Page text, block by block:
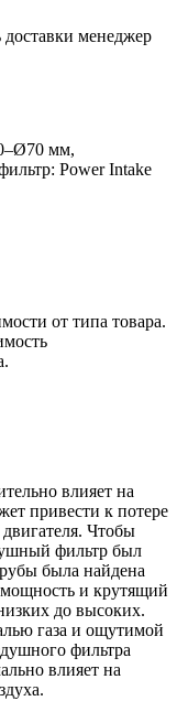
доставки менеджер
мм,
Power Intake
от типа товара.
влияет на
привести к потере
Чтобы
фильтр был
была найдена
и крутящий
до высоких.
газа и ощутимой
фильтра
влияет на